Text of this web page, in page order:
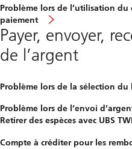
Problème lors de l’utilisation du
paiement
Payer, envoyer,
de l’argent
Problème lors de la sélection du
Problème lors de l’envoi
Retirer des espèces avec UBS
Compte à créditer pour les